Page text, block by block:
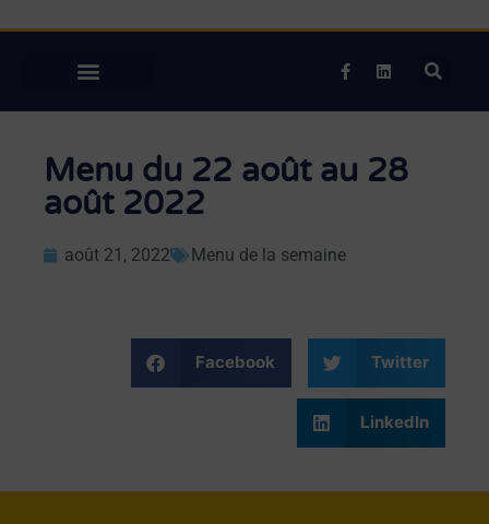
Menu du 22 août au 28
août 2022
août 21, 2022 Menu de la semaine
Facebook Twitter
LinkedIn